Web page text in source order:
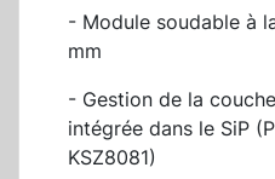
- Module soudable à
mm
- Gestion de la
intégrée dans le SiP
KSZ8081)